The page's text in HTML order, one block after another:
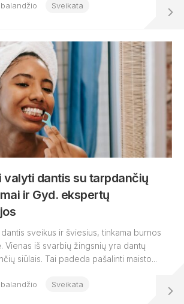
Sveikata
valyti dantis su tarpdančių
ir Gyd. ekspertų
sveikus ir šviesius, tinkama burnos
Vienas iš svarbių žingsnių yra dantų
siūlais. Tai padeda pašalinti maisto...
Sveikata